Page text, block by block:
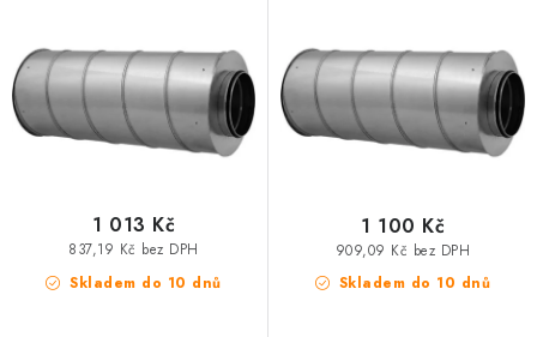
Skladem do 10 dnů
837,19 Kč bez DPH
1 013 Kč
Skladem do 10 dnů
909,09 Kč bez DPH
1 100 Kč